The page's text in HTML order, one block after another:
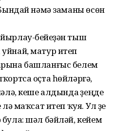
нәмә заманы өсөн
бейеүҙән тыш
матур итеп
башланғыс белем
оҫта һөйләргә,
кеше алдында үҙеңде
маҡсат итеп ҡуя. Ул үҙе
шәл бәйләй, кейем